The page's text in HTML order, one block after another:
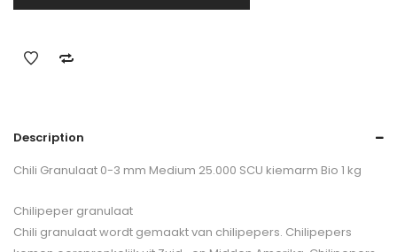
Description
Chili Granulaat 0-3 mm Medium 25.000 SCU kiemarm Bio 1 kg
Chilipeper granulaat
Chili granulaat wordt gemaakt van chilipepers. Chilipepers